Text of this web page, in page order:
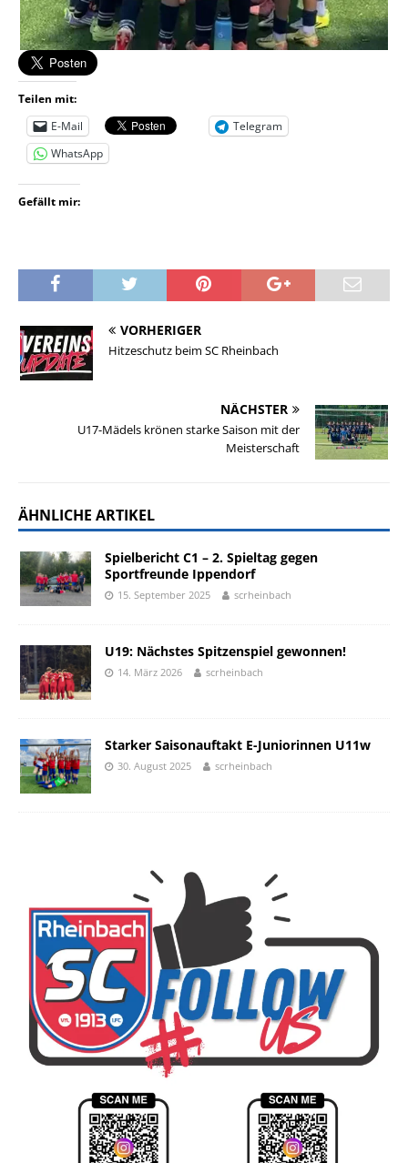
Teilen mit:
E-Mail
Telegram
WhatsApp
Gefällt mir:
VORHERIGER
Hitzeschutz beim SC Rheinbach
NÄCHSTER
U17-Mädels krönen starke Saison mit der
Meisterschaft
ÄHNLICHE ARTIKEL
Spielbericht C1 – 2. Spieltag gegen
Sportfreunde Ippendorf
15. September 2025 scrheinbach
U19: Nächstes Spitzenspiel gewonnen!
14. März 2026 scrheinbach
Starker Saisonauftakt E-Juniorinnen U11w
30. August 2025 scrheinbach